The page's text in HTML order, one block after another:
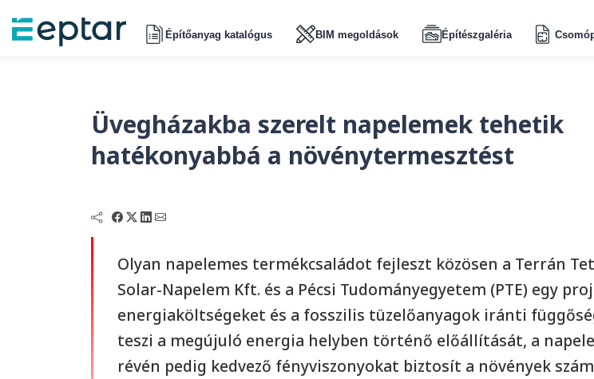
Építőanyag katalógus BIM megoldások Építészgaléria
Üvegházakba szerelt napelemek tehetik
hatékonyabbá a növénytermesztést
Olyan napelemes termékcsaládot fejleszt közösen a Terrán
Solar-Napelem Kft. és a Pécsi Tudományegyetem (PTE) egy
energiaköltségeket és a fosszilis tüzelőanyagok iránti
teszi a megújuló energia helyben történő előállítását, a
révén pedig kedvező fényviszonyokat biztosít a növények